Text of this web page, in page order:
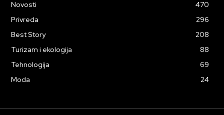
Novosti
470
Privreda
296
Best Story
208
Turizam i ekologija
88
Tehnologija
69
Moda
24